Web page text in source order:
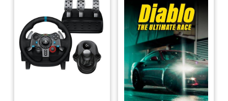
positions avec fonction
poussoir, d'un D-pad
multidirectionnel et de
palettes de changement
de vitesse, le TM Open
Wheel Add-On offre de
nombreuses options de
personnalisation et de
contrôle. Matériaux de